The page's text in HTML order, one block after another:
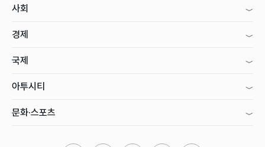
사회
경제
국제
아투시티
문화·스포츠